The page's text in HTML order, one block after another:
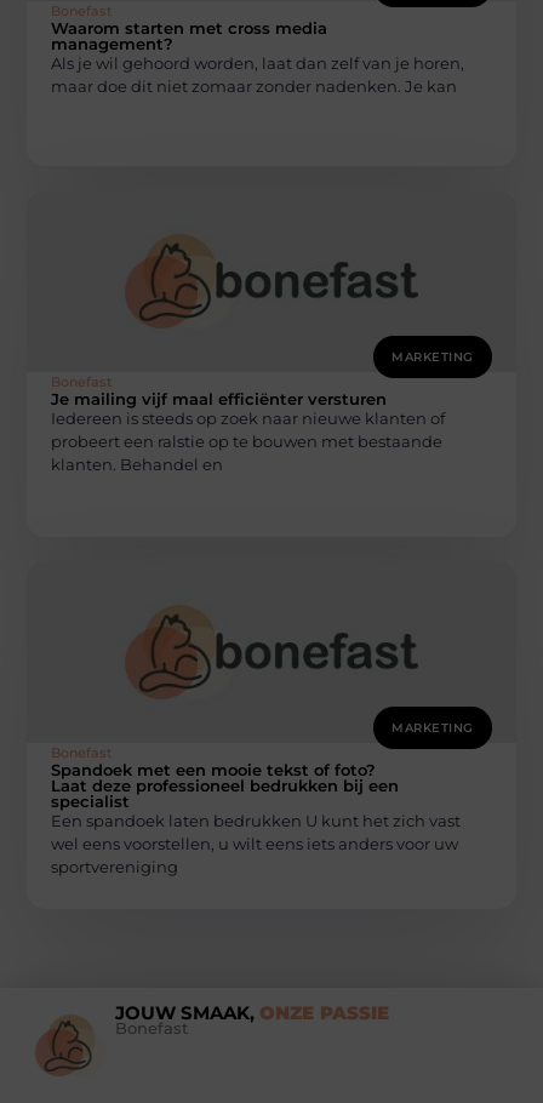
Bonefast
Waarom starten met cross media
management?
Als je wil gehoord worden, laat dan zelf van je horen,
maar doe dit niet zomaar zonder nadenken. Je kan
MARKETING
Bonefast
Je mailing vijf maal efficiënter versturen
Iedereen is steeds op zoek naar nieuwe klanten of
probeert een ralstie op te bouwen met bestaande
klanten. Behandel en
MARKETING
Bonefast
Spandoek met een mooie tekst of foto?
Laat deze professioneel bedrukken bij een
specialist
Een spandoek laten bedrukken U kunt het zich vast
wel eens voorstellen, u wilt eens iets anders voor uw
sportvereniging
JOUW SMAAK, ONZE PASSIE
Bonefast